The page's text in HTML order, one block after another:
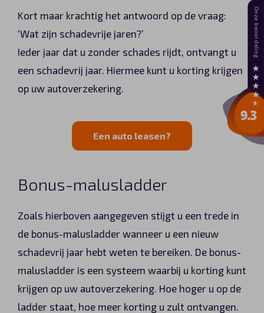
Kort maar krachtig het antwoord op de vraag:
‘Wat zijn schadevrije jaren?’
Ieder jaar dat u zonder schades rijdt, ontvangt u
een schadevrij jaar. Hiermee kunt u korting krijgen
op uw autoverzekering.
Een auto leasen?
Bonus-malusladder
Zoals hierboven aangegeven stijgt u een trede in
de bonus-malusladder wanneer u een nieuw
schadevrij jaar hebt weten te bereiken. De bonus-
malusladder is een systeem waarbij u korting kunt
krijgen op uw autoverzekering. Hoe hoger u op de
ladder staat, hoe meer korting u zult ontvangen.